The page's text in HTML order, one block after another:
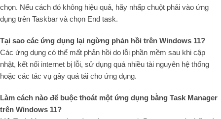
chọn. Nếu cách đó không hiệu quả, hãy nhấp chuột phải vào ứng
dụng trên Taskbar và chọn End task.
Tại sao các ứng dụng lại ngừng phản hồi trên Windows 11?
Các ứng dụng có thể mất phản hồi do lỗi phần mềm sau khi cập
nhật, kết nối internet bị lỗi, sử dụng quá nhiều tài nguyên hệ thống
hoặc các tác vụ gây quá tải cho ứng dụng.
Làm cách nào để buộc thoát một ứng dụng bằng Task Manager
trên Windows 11?